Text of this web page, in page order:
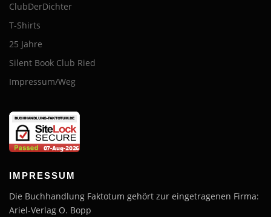
ClubDerDichter
T-Shirts
25 Jahre
Silent Book Club Ried
Impressum/Weg
IMPRESSUM
Die Buchhandlung Faktotum gehört zur eingetragenen Firma:
Ariel-Verlag O. Bopp